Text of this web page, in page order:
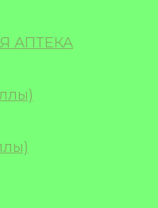
АПТЕКА